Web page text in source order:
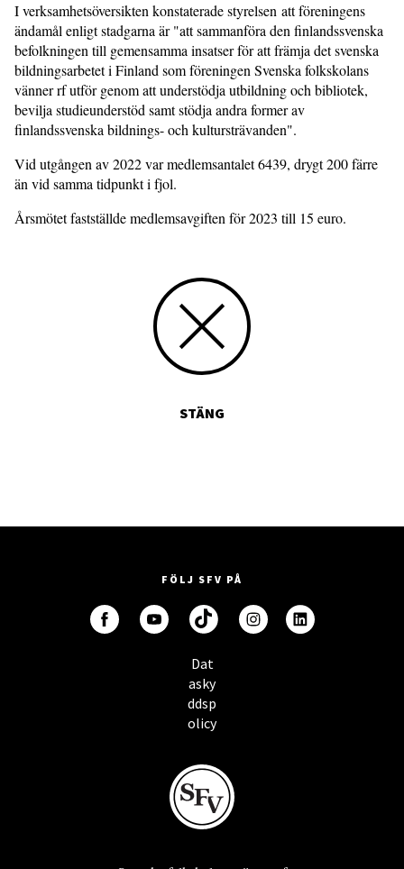
I verksamhetsöversikten konstaterade styrelsen att föreningens
ändamål enligt stadgarna är "att sammanföra den finlandssvenska
befolkningen till gemensamma insatser för att främja det svenska
bildningsarbetet i Finland som föreningen Svenska folkskolans
vänner rf utför genom att understödja utbildning och bibliotek,
bevilja studieunderstöd samt stödja andra former av
finlandssvenska bildnings- och kultursträvanden".
Vid utgången av 2022 var medlemsantalet 6439, drygt 200 färre
än vid samma tidpunkt i fjol.
Årsmötet fastställde medlemsavgiften för 2023 till 15 euro.
STÄNG
FÖLJ SFV PÅ
Dat
asky
ddsp
olicy